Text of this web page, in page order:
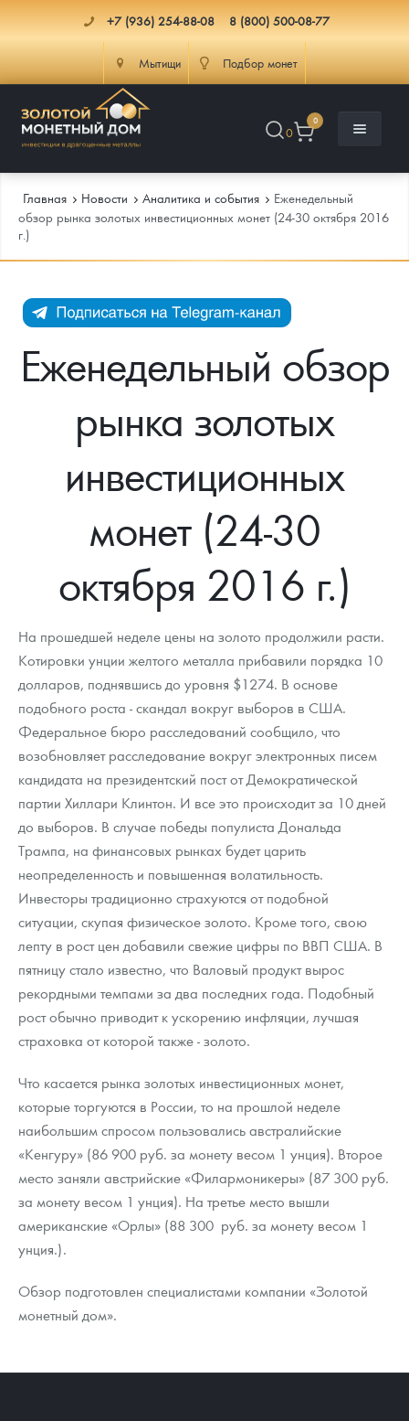
+7 (936) 254-88-08 8 (800) 500-08-77
Мытищи Подбор монет
0
0
Каталог
Каталог Монет
Монеты Россия и СССР
Иностранные
Памятные и старинные монеты
Памятные монеты России и СССР
Монеты и жетоны ЗМД
Золотые слитки
Аксессуары
Год Лошади
Флот: ледоколы и корабли
Жетоны "Необыкновенные обитатели глубин"
Ювелирные изделия
Русская нумизматика
Наборы подарочных и коллекционных монет
Монеты и жетоны из недрагоценных металлов
Инфо
Подлинность монет
Выкуп серебряных монет
Вопрос - ответ
Памятка для работы с монетами из драгметаллов
Монеты
Политика конфиденциальности
Политика использования Cookies
Положение по обработке и защите персональных данных
Услуги
Подбор монет
Георгий Победоносец - динамика цен
Скупка слитков
Наши преимущества
Пресс-служба
Главная Новости Аналитика и события
Еженедельный
обзор рынка золотых инвестиционных монет (24-30 октября 2016
г.)
Еженедельный обзор
рынка золотых
инвестиционных
монет (24-30
октября 2016 г.)
На прошедшей неделе цены на золото продолжили расти.
Котировки унции желтого металла прибавили порядка 10
долларов, поднявшись до уровня $1274. В основе
подобного роста - скандал вокруг выборов в США.
Федеральное бюро расследований сообщило, что
возобновляет расследование вокруг электронных писем
кандидата на президентский пост от Демократической
партии Хиллари Клинтон. И все это происходит за 10 дней
до выборов. В случае победы популиста Дональда
Трампа, на финансовых рынках будет царить
неопределенность и повышенная волатильность.
Инвесторы традиционно страхуются от подобной
ситуации, скупая физическое золото. Кроме того, свою
лепту в рост цен добавили свежие цифры по ВВП США. В
пятницу стало известно, что Валовый продукт вырос
рекордными темпами за два последних года. Подобный
рост обычно приводит к ускорению инфляции, лучшая
страховка от которой также - золото.
Что касается рынка золотых инвестиционных монет,
которые торгуются в России, то на прошлой неделе
наибольшим спросом пользовались австралийские
«Кенгуру» (86 900 руб. за монету весом 1 унция). Второе
место заняли австрийские «Филармоникеры» (87 300 руб.
за монету весом 1 унция). На третье место вышли
американские «Орлы» (88 300 руб. за монету весом 1
унция.).
Обзор подготовлен специалистами компании «Золотой
монетный дом».